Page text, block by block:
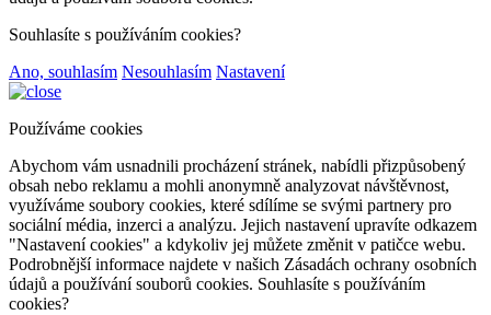
Souhlasíte s používáním cookies?
Ano, souhlasím Nesouhlasím Nastavení
Používáme cookies
Abychom vám usnadnili procházení stránek, nabídli přizpůsobený
obsah nebo reklamu a mohli anonymně analyzovat návštěvnost,
využíváme soubory cookies, které sdílíme se svými partnery pro
sociální média, inzerci a analýzu. Jejich nastavení upravíte odkazem
"Nastavení cookies" a kdykoliv jej můžete změnit v patičce webu.
Podrobnější informace najdete v našich Zásadách ochrany osobních
údajů a používání souborů cookies. Souhlasíte s používáním
cookies?